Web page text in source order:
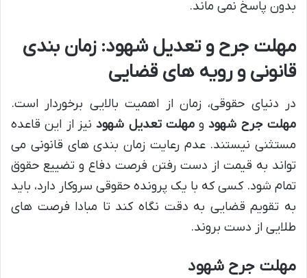
بدون پاسخ نمی ماند.
مهلت جرح و تعدیل شهود: زمان بندی
قانونی و رویه های قضایی
در دنیای حقوقی، زمان از اهمیت بالایی برخوردار است.
مهلت جرح شهودومهلت تعدیل شهودنیز از این قاعده
مستثنی نیستند. عدم رعایت زمان بندی های قانونی می
تواند به قیمت از دست رفتن فرصت دفاع و تضییع حقوق
تمام شود. کسی که با یک پرونده حقوقی سروکار دارد، باید
به تقویم قضایی به دقت نگاه کند تا مبادا فرصت های
طلایی از دست بروند.
مهلت جرح شهود